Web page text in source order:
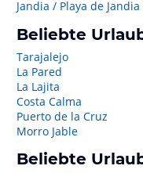
Jandia / Playa de
Beliebte
Tarajalejo
La Pared
La Lajita
Costa Calma
Puerto de la Cruz
Morro Jable
Beliebte